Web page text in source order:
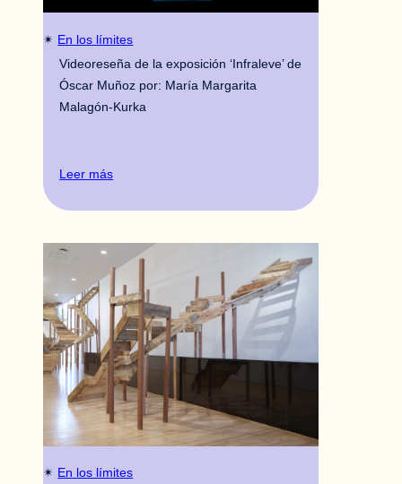
✴︎ En los límites
Videoreseña de la exposición ‘Infraleve’ de
Óscar Muñoz por: María Margarita
Malagón-Kurka
Leer más
✴︎ En los límites